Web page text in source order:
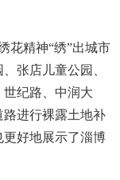
花精神“绣”出城市
张店儿童公园、
纪路、中润大
进行裸露土地补
好地展示了淄博